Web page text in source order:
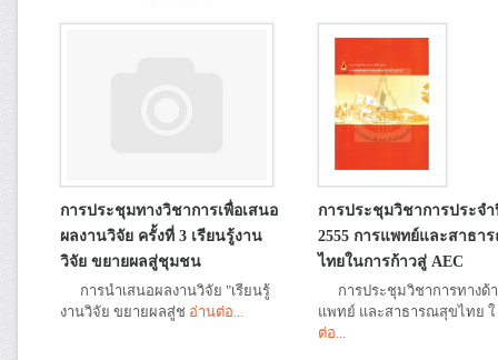
การประชุมทางวิชาการเพื่อเสนอ
ผลงานวิจัย ครั้งที่ 3 เรียนรู้งาน
วิจัย ขยายผลสู่ชุมชน
การนำเสนอผลงานวิจัย "เรียนรู้
งานวิจัย ขยายผลสู่ช อ่านต่อ...
การประชุมวิชาการประจำ
2555 การแพทย์และสาธา
ไทยในการก้าวสู่ AEC
การประชุมวิชาการทางด้
แพทย์ และสาธารณสุขไทย ใ
ต่อ...